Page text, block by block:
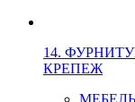
14.
КРЕПЕЖ